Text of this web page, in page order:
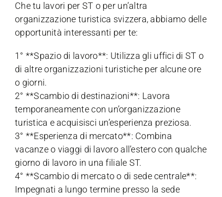
Che tu lavori per ST o per un’altra
organizzazione turistica svizzera, abbiamo delle
opportunità interessanti per te:
1° **Spazio di lavoro**: Utilizza gli uffici di ST o
di altre organizzazioni turistiche per alcune ore
o giorni.
2° **Scambio di destinazioni**: Lavora
temporaneamente con un’organizzazione
turistica e acquisisci un’esperienza preziosa.
3° **Esperienza di mercato**: Combina
vacanze o viaggi di lavoro all’estero con qualche
giorno di lavoro in una filiale ST.
4° **Scambio di mercato o di sede centrale**:
Impegnati a lungo termine presso la sede